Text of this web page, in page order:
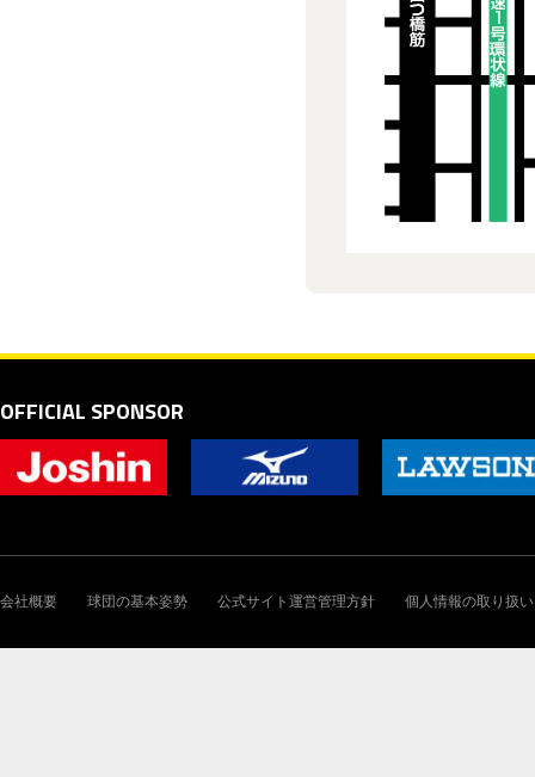
OFFICIAL SPONSOR
会社概要 球団の基本姿勢 公式サイト運営管理方針 個人情報の取り扱い